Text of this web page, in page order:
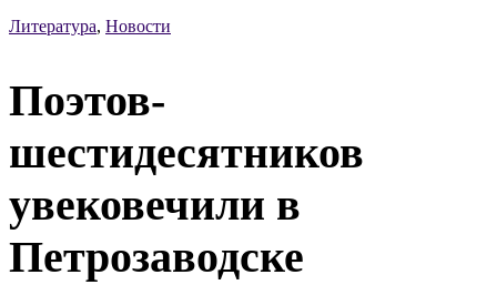
Литература, Новости
Поэтов-
шестидесятников
увековечили в
Петрозаводске